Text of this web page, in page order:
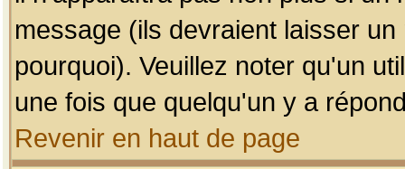
message (ils devraient laisser
pourquoi). Veuillez noter qu'un
une fois que quelqu'un y a
Revenir en haut de page